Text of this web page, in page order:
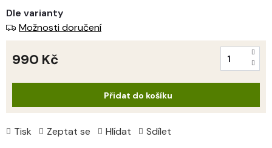
Tisk Zeptat se Hlídat Sdílet
Dle varianty
Možnosti doručení
990 Kč
Přidat do košíku